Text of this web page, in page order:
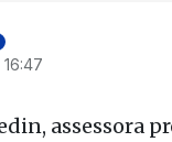
assessora